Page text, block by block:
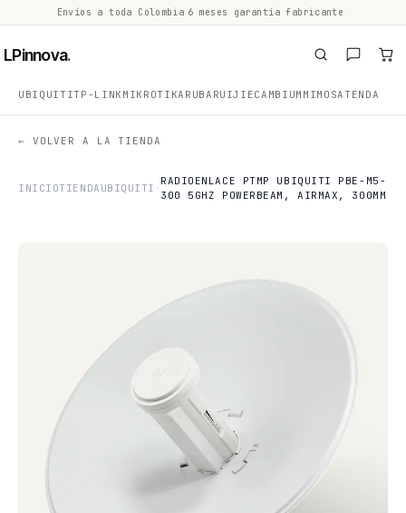
Envíos a toda Colombia 6 meses garantía fabricante
LPinnova.
UBIQUITITP-LINK MIKROTIKARUBA RUIJIECAMBIUM MIMOSATENDA
← VOLVER A LA TIENDA
INICIOTIENDA UBIQUITI
RADIOENLACE PTMP UBIQUITI PBE-M5-
300 5GHZ POWERBEAM, AIRMAX, 300MM